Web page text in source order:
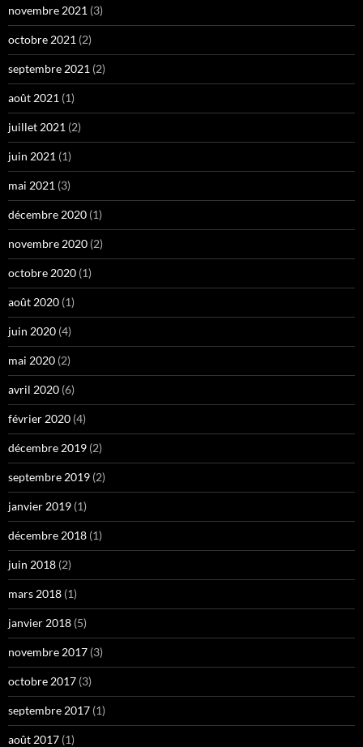
novembre 2021 (3)
octobre 2021 (2)
septembre 2021 (2)
août 2021 (1)
juillet 2021 (2)
juin 2021 (1)
mai 2021 (3)
décembre 2020 (1)
novembre 2020 (2)
octobre 2020 (1)
août 2020 (1)
juin 2020 (4)
mai 2020 (2)
avril 2020 (6)
février 2020 (4)
décembre 2019 (2)
septembre 2019 (2)
janvier 2019 (1)
décembre 2018 (1)
juin 2018 (2)
mars 2018 (1)
janvier 2018 (5)
novembre 2017 (3)
octobre 2017 (3)
septembre 2017 (1)
août 2017 (1)